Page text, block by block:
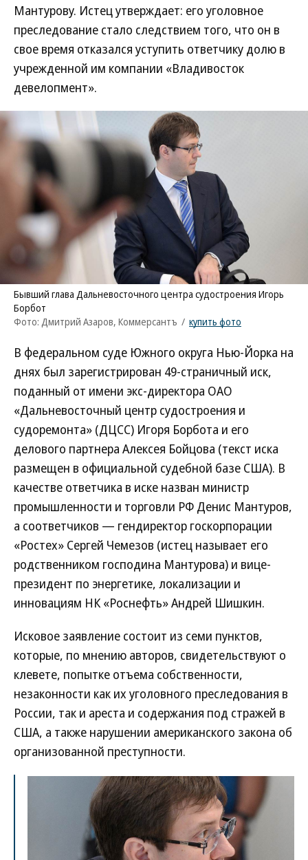
Мантурову. Истец утверждает: его уголовное
преследование стало следствием того, что он в
свое время отказался уступить ответчику долю в
учрежденной им компании «Владивосток
девелопмент».
Бывший глава Дальневосточного центра судостроения Игорь
Борбот
Фото: Дмитрий Азаров, Коммерсантъ / купить фото
В федеральном суде Южного округа Нью-Йорка на
днях был зарегистрирован 49-страничный иск,
поданный от имени экс-директора ОАО
«Дальневосточный центр судостроения и
судоремонта» (ДЦСС) Игоря Борбота и его
делового партнера Алексея Бойцова (текст иска
размещен в официальной судебной базе США). В
качестве ответчика в иске назван министр
промышленности и торговли РФ Денис Мантуров,
а соответчиков — гендиректор госкорпорации
«Ростех» Сергей Чемезов (истец называет его
родственником господина Мантурова) и вице-
президент по энергетике, локализации и
инновациям НК «Роснефть» Андрей Шишкин.
Исковое заявление состоит из семи пунктов,
которые, по мнению авторов, свидетельствуют о
клевете, попытке отъема собственности,
незаконности как их уголовного преследования в
России, так и ареста и содержания под стражей в
США, а также нарушении американского закона об
организованной преступности.